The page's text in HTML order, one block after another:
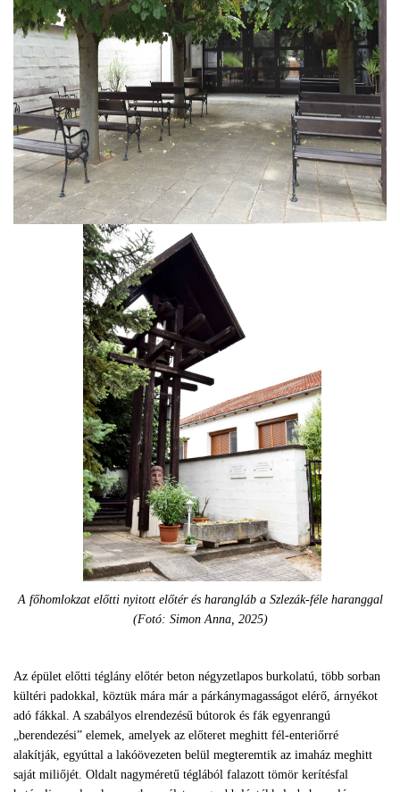
A főhomlokzat előtti nyitott előtér és harangláb a Szlezák-féle haranggal
(Fotó: Simon Anna, 2025)
Az épület előtti téglány előtér beton négyzetlapos burkolatú, több sorban
kültéri padokkal, köztük mára már a párkánymagasságot elérő, árnyékot
adó fákkal. A szabályos elrendezésű bútorok és fák egyenrangú
„berendezési” elemek, amelyek az előteret meghitt fél-enteriőrré
alakítják, egyúttal a lakóövezeten belül megteremtik az imaház meghitt
saját miliőjét. Oldalt nagyméretű téglából falazott tömör kerítésfal